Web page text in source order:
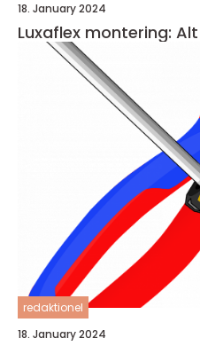
18. January 2024
Luxaflex montering:
redaktionel
18. January 2024